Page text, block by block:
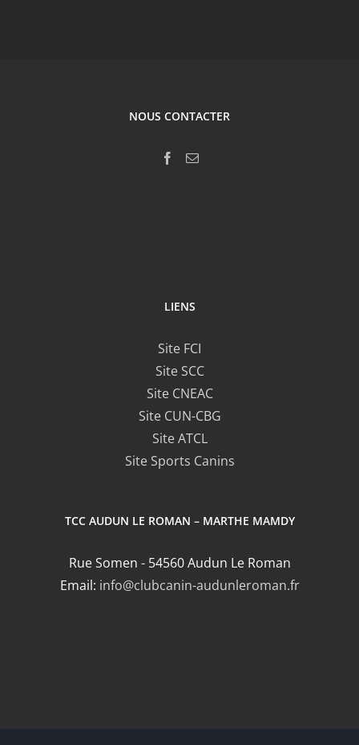
NOUS CONTACTER
LIENS
Site FCI
Site SCC
Site CNEAC
Site CUN-CBG
Site ATCL
Site Sports Canins
TCC AUDUN LE ROMAN – MARTHE MAMDY
Rue Somen - 54560 Audun Le Roman
Email: info@clubcanin-audunleroman.fr